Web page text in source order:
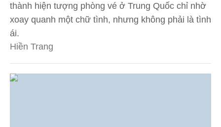
thành hiện tượng phòng vé ở Trung Quốc chỉ nhờ
xoay quanh một chữ tình, nhưng không phải là tình
ái.
Hiền Trang